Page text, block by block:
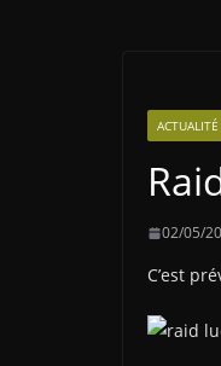
ACTUALITÉ
02/05/
C’est